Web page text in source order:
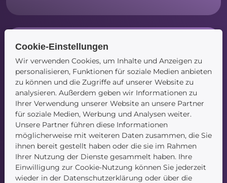
Navigation
Startseite
Blog
Kontakt
Service
Cookie-Einstellungen
Wir verwenden Cookies, um Inhalte und Anzeigen zu
personalisieren, Funktionen für soziale Medien anbieten
zu können und die Zugriffe auf unserer Website zu
analysieren. Außerdem geben wir Informationen zu
Ihrer Verwendung unserer Website an unsere Partner
für soziale Medien, Werbung und Analysen weiter.
Unsere Partner führen diese Informationen
möglicherweise mit weiteren Daten zusammen, die Sie
ihnen bereit gestellt haben oder die sie im Rahmen
Ihrer Nutzung der Dienste gesammelt haben. Ihre
Einwilligung zur Cookie-Nutzung können Sie jederzeit
wieder in der Datenschutzerklärung oder über die